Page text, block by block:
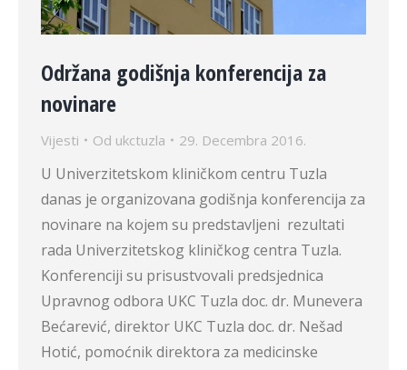
Održana godišnja konferencija za
novinare
Vijesti Od ukctuzla 29. Decembra 2016.
U Univerzitetskom kliničkom centru Tuzla
danas je organizovana godišnja konferencija za
novinare na kojem su predstavljeni rezultati
rada Univerzitetskog kliničkog centra Tuzla.
Konferenciji su prisustvovali predsjednica
Upravnog odbora UKC Tuzla doc. dr. Munevera
Bećarević, direktor UKC Tuzla doc. dr. Nešad
Hotić, pomoćnik direktora za medicinske